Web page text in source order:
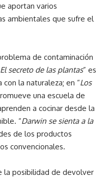
aportan varios
ambientales que sufre el
de contaminación
El secreto de las plantas” es
la naturaleza; en “Los
una escuela de
a cocinar desde la
“Darwin se sienta a la
de los productos
convencionales.
la posibilidad de devolver